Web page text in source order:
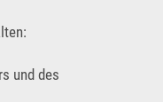
und des